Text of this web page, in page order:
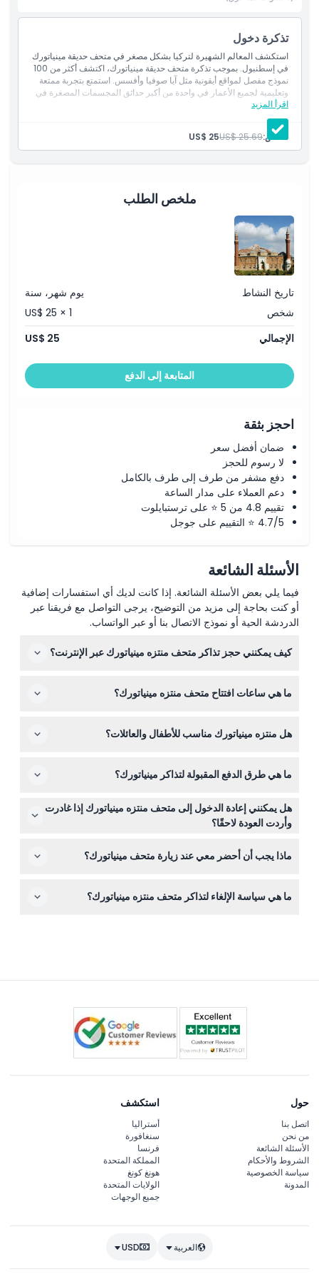
من المتاعب. سواء كنت تحب التاريخ أو العمارة أو التصوير الفوتوغرافي،
يقدم هذا المتحف شيئًا مميزًا للجميع. لا تفوت فرصة استكشاف تركيا
بشكل مصغر وابتكار ذكريات لا تُنسى في متحف متنزه مينياتورك.
أبرز المعالم
المتضمنات
ساعات العمل
ما يجب معرفته
كيفية الاسترداد
سياسة الإلغاء
تذكرة دخول
استكشف المعالم الشهيرة لتركيا بشكل مصغر في متحف حديقة مينياتورك
في إسطنبول. بموجب تذكرة متحف حديقة مينياتورك، اكتشف أكثر من 100
نموذج مفصل لمواقع أيقونية مثل آيا صوفيا وأفسس. استمتع بتجربة ممتعة
وتعليمية لجميع الأعمار في واحدة من أكبر حدائق المجسمات المصغرة في
العالم.
اقرأ المزيد
شخص:US$ 25.69
US$ 25
ملخص الطلب
تاريخ النشاط
يوم شهر، سنة
شخص
US$ 25 × 1
الإجمالي
US$ 25
المتابعة إلى الدفع
احجز بثقة
ضمان أفضل سعر
لا رسوم للحجز
دفع مشفر من طرف إلى طرف بالكامل
دعم العملاء على مدار الساعة
تقييم 4.8 من 5 ⭐ على ترستبايلوت
4.7/5 ⭐ التقييم على جوجل
الأسئلة الشائعة
فيما يلي بعض الأسئلة الشائعة. إذا كانت لديك أي استفسارات إضافية
أو كنت بحاجة إلى مزيد من التوضيح، يرجى التواصل مع فريقنا عبر
الدردشة الحية أو نموذج الاتصال بنا أو عبر الواتساب.
كيف يمكنني حجز تذاكر متحف منتزه مينياتورك عبر الإنترنت؟
على هذا الموقع لتجربة سهلة وآمنة. فقط اختر تاريخك واتبع
ما هي ساعات افتتاح متحف منتزه مينياتورك؟
آخر دخول في الساعة 18:00 (قد يتغير — يرجى التأكد عند
هل منتزه مينياتورك مناسب للأطفال والعائلات؟
تجربة تعليمية وترفيهية للأطفال والبالغين على حد سواء.
ما هي طرق الدفع المقبولة لتذاكر مينياتورك؟
تُباع التذاكر عند المدخل وتقبل بطاقات الائتمان/الخصم و
إستانبولكارت؛ لا يتم قبول الدفع نقدًا.
هل يمكنني إعادة الدخول إلى متحف منتزه مينياتورك إذا غادرت
وأردت العودة لاحقًا؟
تخطيط زيارتك وفقًا لذلك.
ماذا يجب أن أحضر معي عند زيارة متحف مينياتورك؟
تذكرتك للاستمتاع باستكشاف المعارض المفتوحة الواسعة.
ما هي سياسة الإلغاء لتذاكر متحف منتزه مينياتورك؟
حول
اتصل بنا
من نحن
الأسئلة الشائعة
الشروط والأحكام
سياسة الخصوصية
المدونة
استكشف
أستراليا
سنغافورة
فرنسا
المملكة المتحدة
هونغ كونغ
الولايات المتحدة
جميع الوجهات
العربية USD